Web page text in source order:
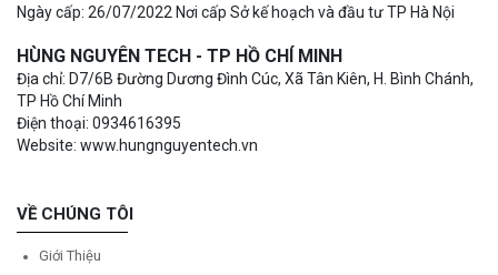
Ngày cấp: 26/07/2022 Nơi cấp Sở kế hoạch và đầu tư TP Hà Nội
HÙNG NGUYÊN TECH - TP HỒ CHÍ MINH
Địa chỉ: D7/6B Đường Dương Đình Cúc, Xã Tân Kiên, H. Bình Chánh,
TP Hồ Chí Minh
Điện thoại: 0934616395
Website: www.hungnguyentech.vn
VỀ CHÚNG TÔI
Giới Thiệu